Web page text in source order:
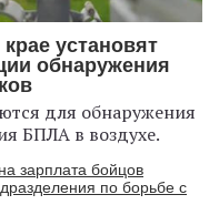
установят
обнаружения
для обнаружения
БПЛА в воздухе.
зарплата бойцов
по борьбе с